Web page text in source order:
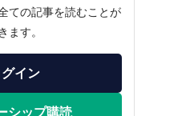
ての記事を読むことが
ます。
グイン
シップ購読